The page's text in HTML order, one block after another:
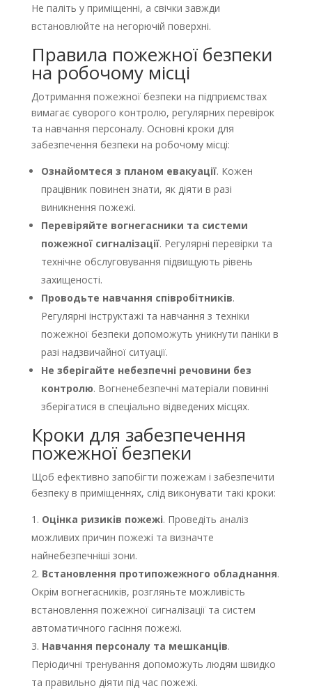
Не паліть у приміщенні, а свічки завжди
встановлюйте на негорючій поверхні.
Правила пожежної безпеки
на робочому місці
Дотримання пожежної безпеки на підприємствах
вимагає суворого контролю, регулярних перевірок
та навчання персоналу. Основні кроки для
забезпечення безпеки на робочому місці:
Ознайомтеся з планом евакуації. Кожен
працівник повинен знати, як діяти в разі
виникнення пожежі.
Перевіряйте вогнегасники та системи
пожежної сигналізації. Регулярні перевірки та
технічне обслуговування підвищують рівень
захищеності.
Проводьте навчання співробітників.
Регулярні інструктажі та навчання з техніки
пожежної безпеки допоможуть уникнути паніки в
разі надзвичайної ситуації.
Не зберігайте небезпечні речовини без
контролю. Вогненебезпечні матеріали повинні
зберігатися в спеціально відведених місцях.
Кроки для забезпечення
пожежної безпеки
Щоб ефективно запобігти пожежам і забезпечити
безпеку в приміщеннях, слід виконувати такі кроки:
Оцінка ризиків пожежі. Проведіть аналіз
можливих причин пожежі та визначте
найнебезпечніші зони.
Встановлення протипожежного обладнання.
Окрім вогнегасників, розгляньте можливість
встановлення пожежної сигналізації та систем
автоматичного гасіння пожежі.
Навчання персоналу та мешканців.
Періодичні тренування допоможуть людям швидко
та правильно діяти під час пожежі.